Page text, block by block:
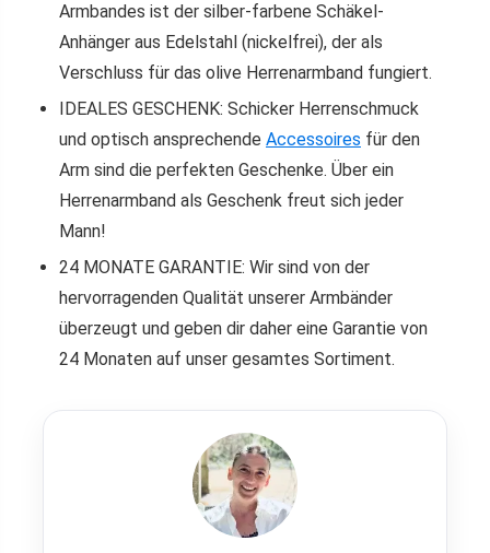
Armbandes ist der silber-farbene Schäkel-
Anhänger aus Edelstahl (nickelfrei), der als
Verschluss für das olive Herrenarmband fungiert.
IDEALES GESCHENK: Schicker Herrenschmuck
und optisch ansprechende Accessoires für den
Arm sind die perfekten Geschenke. Über ein
Herrenarmband als Geschenk freut sich jeder
Mann!
24 MONATE GARANTIE: Wir sind von der
hervorragenden Qualität unserer Armbänder
überzeugt und geben dir daher eine Garantie von
24 Monaten auf unser gesamtes Sortiment.